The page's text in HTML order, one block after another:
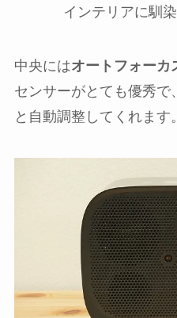
インテリアに馴
中央にはオートフォーカ
センサーがとても優秀で
と自動調整してくれます。